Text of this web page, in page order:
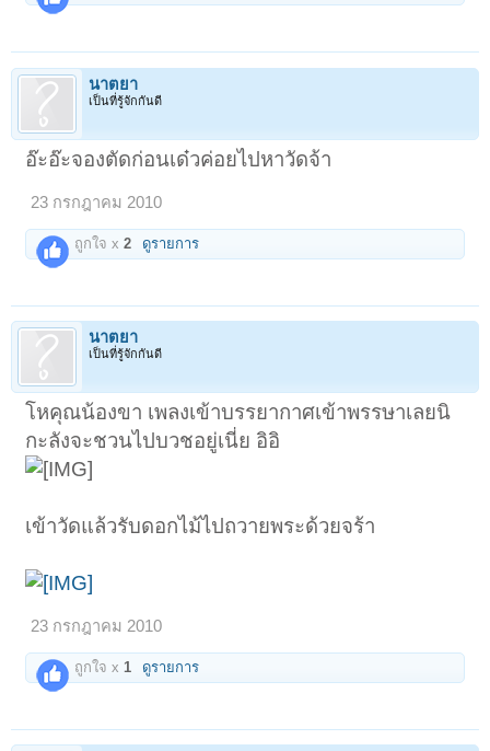
นาตยา
เป็นที่รู้จักกันดี
อ๊ะอ๊ะจองตัดก่อนเด๋วค่อยไปหาวัดจ้า
23 กรกฎาคม 2010
ถูกใจ x2 ดูรายการ
นาตยา
เป็นที่รู้จักกันดี
โหคุณน้องขา เพลงเข้าบรรยากาศเข้าพรรษาเลยนิ
กะลังจะชวนไปบวชอยู่เนี่ย อิอิ
เข้าวัดแล้วรับดอกไม้ไปถวายพระด้วยจร้า
23 กรกฎาคม 2010
ถูกใจ x 1 ดูรายการ